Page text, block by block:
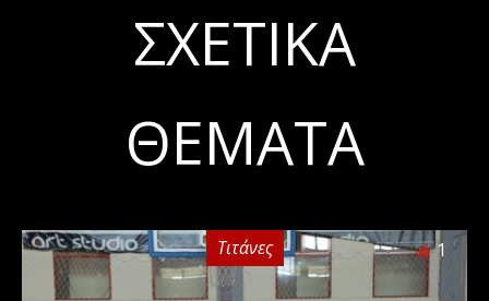
ΣΧΕΤΙΚΆ
ΘΈΜΑΤΑ
Τιτάνες 1